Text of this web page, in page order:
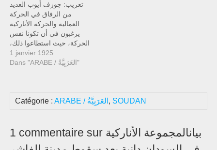
تعريب: جوزف أيوب العديد
من الرفاق في الحركة
العمالية والحركة الأناركية
يرغبون في أن تكونا نفس
الحركة، حيث استطاعوا ذلك،
في إسبانيا والأرجنتين، وحتى
إلى حد ما في إيطاليا، فرنسا ،
واضح. وقد عُرف هؤلاء
1 janvier 1925
Dans "ARABE / العَرَبِيَّةُ"
Catégorie : ARABE / العَرَبِيَّةُ , SOUDAN
1 commentaire sur بيانالمجموعة الأناركية